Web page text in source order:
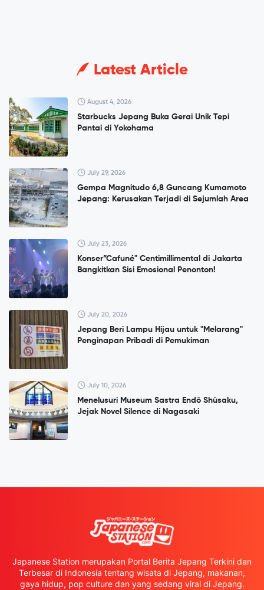
Latest Article
August 4, 2026
Starbucks Jepang Buka Gerai Unik Tepi
Pantai di Yokohama
July 29, 2026
Gempa Magnitudo 6,8 Guncang Kumamoto
Jepang: Kerusakan Terjadi di Sejumlah Area
July 23, 2026
Konser”Cafuné" Centimillimental di Jakarta
Bangkitkan Sisi Emosional Penonton!
July 20, 2026
Jepang Beri Lampu Hijau untuk "Melarang"
Penginapan Pribadi di Pemukiman
July 10, 2026
Menelusuri Museum Sastra Endō Shūsaku,
Jejak Novel Silence di Nagasaki
Japanese Station merupakan Portal Berita Jepang Terkini dan
Terbesar di Indonesia tentang wisata di Jepang, makanan,
gaya hidup, pop culture dan yang sedang viral di Jepang.